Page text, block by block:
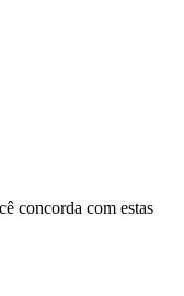
concorda com estas